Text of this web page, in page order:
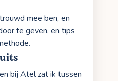
mee ben, en
te geven, en tips
bij Atel zat ik tussen